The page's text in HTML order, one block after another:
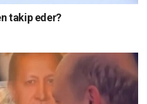
takip eder?